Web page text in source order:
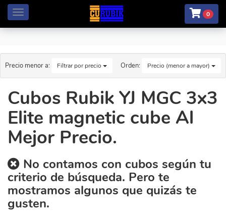
Menú 0
Precio menor a: Filtrar por precio Orden: Precio (menor a mayor)
Cubos Rubik YJ MGC 3x3
Elite magnetic cube Al
Mejor Precio.
No contamos con cubos según tu
criterio de búsqueda. Pero te
mostramos algunos que quizás te
gusten.